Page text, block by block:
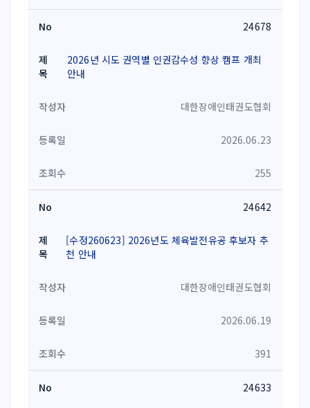
24678
2026년 시도 권역별 인권감수성 향상 캠프 개최
안내
대한장애인태권도협회
2026.06.23
255
24642
[수정260623] 2026년도 체육발전유공 후보자 추
천 안내
대한장애인태권도협회
2026.06.19
391
24633